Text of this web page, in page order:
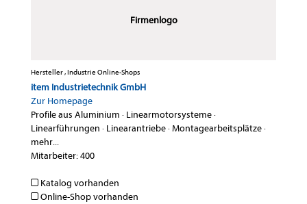
Firmenlogo
Hersteller , Industrie Online-Shops
item Industrietechnik GmbH
Zur Homepage
Profile aus Aluminium · Linearmotorsysteme·
Linearführungen · Linearantriebe·Montagearbeitsplätze·
mehr...
Mitarbeiter: 400
Katalog vorhanden
Online-Shop vorhanden